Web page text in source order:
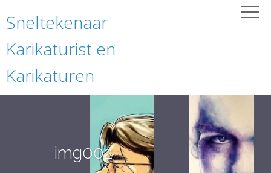
Sneltekenaar
Karikaturist en
Karikaturen
img002